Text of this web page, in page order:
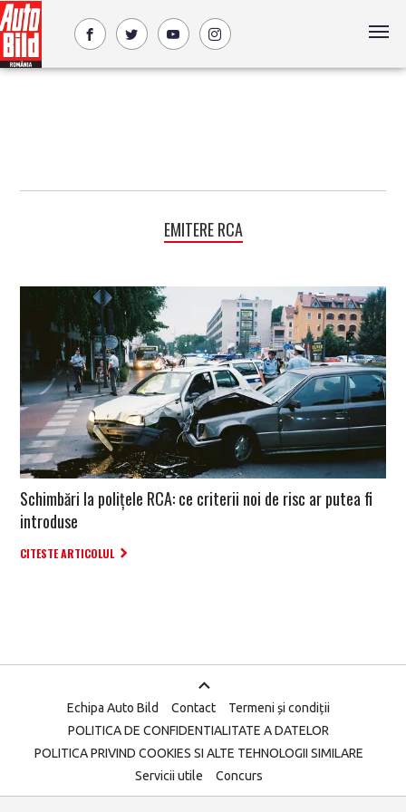
EMITERE RCA
Schimbări la polițele RCA: ce criterii noi de risc ar putea fi
introduse
CITESTE ARTICOLUL
Echipa Auto Bild Contact
Termeni și condiții
POLITICA DE CONFIDENTIALITATE A DATELOR
POLITICA PRIVIND COOKIES SI ALTE TEHNOLOGII SIMILARE
Servicii utile
Concurs